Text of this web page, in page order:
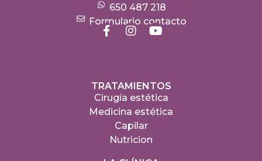
650 487 218
Formulario contacto
TRATAMIENTOS
Cirugía estética
Medicina estética
Capilar
Nutricion